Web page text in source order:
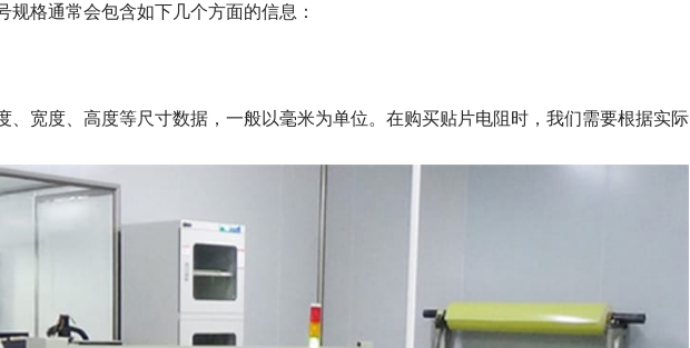
格通常会包含如下几个方面的信息：
、宽度、高度等尺寸数据，一般以毫米为单位。在购买贴片电阻时，我们需要根据实际